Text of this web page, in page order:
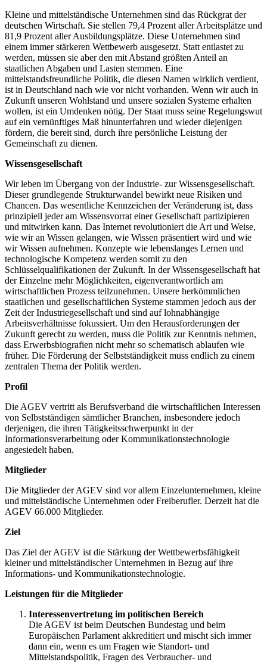
Kleine und mittelständische Unternehmen sind das Rückgrat der
deutschen Wirtschaft. Sie stellen 79,4 Prozent aller Arbeitsplätze und
81,9 Prozent aller Ausbildungsplätze. Diese Unternehmen sind
einem immer stärkeren Wettbewerb ausgesetzt. Statt entlastet zu
werden, müssen sie aber den mit Abstand größten Anteil an
staatlichen Abgaben und Lasten stemmen. Eine
mittelstandsfreundliche Politik, die diesen Namen wirklich verdient,
ist in Deutschland nach wie vor nicht vorhanden. Wenn wir auch in
Zukunft unseren Wohlstand und unsere sozialen Systeme erhalten
wollen, ist ein Umdenken nötig. Der Staat muss seine Regelungswut
auf ein vernünftiges Maß hinunterfahren und wieder diejenigen
fördern, die bereit sind, durch ihre persönliche Leistung der
Gemeinschaft zu dienen.
Wissensgesellschaft
Wir leben im Übergang von der Industrie- zur Wissensgesellschaft.
Dieser grundlegende Strukturwandel bewirkt neue Risiken und
Chancen. Das wesentliche Kennzeichen der Veränderung ist, dass
prinzipiell jeder am Wissensvorrat einer Gesellschaft partizipieren
und mitwirken kann. Das Internet revolutioniert die Art und Weise,
wie wir an Wissen gelangen, wie Wissen präsentiert wird und wie
wir Wissen aufnehmen. Konzepte wie lebenslanges Lernen und
technologische Kompetenz werden somit zu den
Schlüsselqualifikationen der Zukunft. In der Wissensgesellschaft hat
der Einzelne mehr Möglichkeiten, eigenverantwortlich am
wirtschaftlichen Prozess teilzunehmen. Unsere herkömmlichen
staatlichen und gesellschaftlichen Systeme stammen jedoch aus der
Zeit der Industriegesellschaft und sind auf lohnabhängige
Arbeitsverhältnisse fokussiert. Um den Herausforderungen der
Zukunft gerecht zu werden, muss die Politik zur Kenntnis nehmen,
dass Erwerbsbiografien nicht mehr so schematisch ablaufen wie
früher. Die Förderung der Selbstständigkeit muss endlich zu einem
zentralen Thema der Politik werden.
Profil
Die AGEV vertritt als Berufsverband die wirtschaftlichen Interessen
von Selbstständigen sämtlicher Branchen, insbesondere jedoch
derjenigen, die ihren Tätigkeitsschwerpunkt in der
Informationsverarbeitung oder Kommunikationstechnologie
angesiedelt haben.
Mitglieder
Die Mitglieder der AGEV sind vor allem Einzelunternehmen, kleine
und mittelständische Unternehmen oder Freiberufler. Derzeit hat die
AGEV 66.000 Mitglieder.
Ziel
Das Ziel der AGEV ist die Stärkung der Wettbewerbsfähigkeit
kleiner und mittelständischer Unternehmen in Bezug auf ihre
Informations- und Kommunikationstechnologie.
Leistungen für die Mitglieder
Interessenvertretung im politischen Bereich
Die AGEV ist beim Deutschen Bundestag und beim
Europäischen Parlament akkreditiert und mischt sich immer
dann ein, wenn es um Fragen wie Standort- und
Mittelstandspolitik, Fragen des Verbraucher- und